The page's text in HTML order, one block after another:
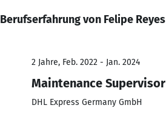
Berufserfahrung von Felipe Reyes
2 Jahre, Feb. 2022 - Jan. 2024
Maintenance Supervisor
DHL Express Germany GmbH